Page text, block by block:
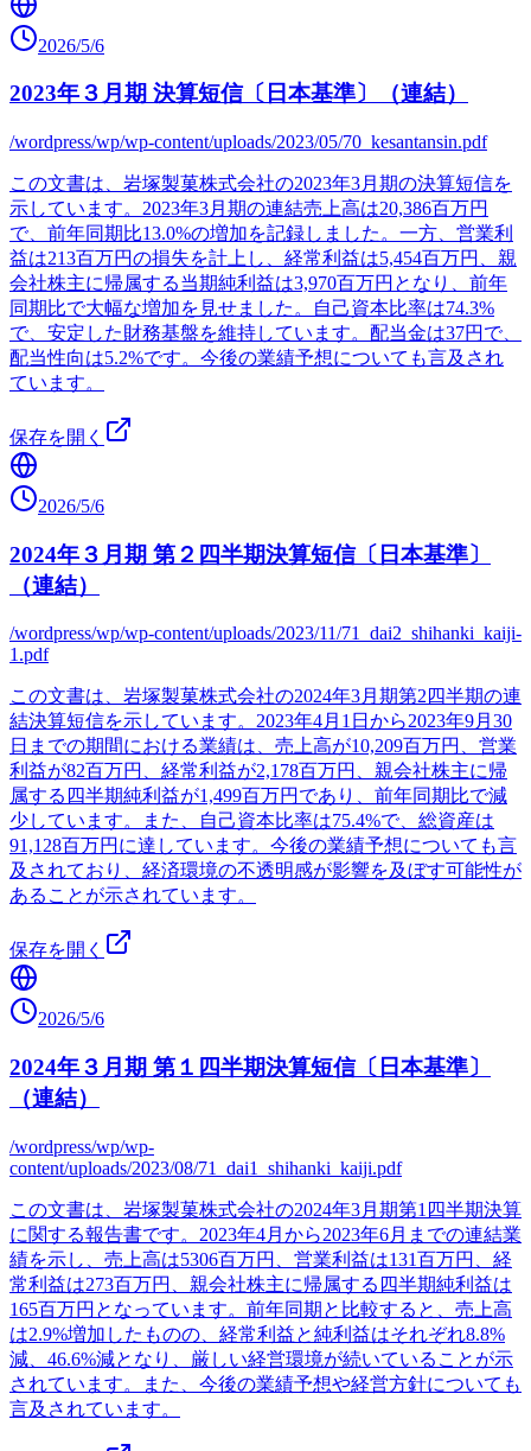
2026/5/6
2023年３月期 決算短信〔日本基準〕（連結）
/wordpress/wp/wp-content/uploads/2023/05/70_kesantansin.pdf
この文書は、岩塚製菓株式会社の2023年3月期の決算短信を
示しています。2023年3月期の連結売上高は20,386百万円
で、前年同期比13.0%の増加を記録しました。一方、営業利
益は213百万円の損失を計上し、経常利益は5,454百万円、親
会社株主に帰属する当期純利益は3,970百万円となり、前年
同期比で大幅な増加を見せました。自己資本比率は74.3%
で、安定した財務基盤を維持しています。配当金は37円で、
配当性向は5.2%です。今後の業績予想についても言及され
ています。
保存を開く
2026/5/6
2024年３月期 第２四半期決算短信〔日本基準〕
（連結）
/wordpress/wp/wp-content/uploads/2023/11/71_dai2_shihanki_kaiji-
1.pdf
この文書は、岩塚製菓株式会社の2024年3月期第2四半期の連
結決算短信を示しています。2023年4月1日から2023年9月30
日までの期間における業績は、売上高が10,209百万円、営業
利益が82百万円、経常利益が2,178百万円、親会社株主に帰
属する四半期純利益が1,499百万円であり、前年同期比で減
少しています。また、自己資本比率は75.4%で、総資産は
91,128百万円に達しています。今後の業績予想についても言
及されており、経済環境の不透明感が影響を及ぼす可能性が
あることが示されています。
保存を開く
2026/5/6
2024年３月期 第１四半期決算短信〔日本基準〕
（連結）
/wordpress/wp/wp-
content/uploads/2023/08/71_dai1_shihanki_kaiji.pdf
この文書は、岩塚製菓株式会社の2024年3月期第1四半期決算
に関する報告書です。2023年4月から2023年6月までの連結業
績を示し、売上高は5306百万円、営業利益は131百万円、経
常利益は273百万円、親会社株主に帰属する四半期純利益は
165百万円となっています。前年同期と比較すると、売上高
は2.9%増加したものの、経常利益と純利益はそれぞれ8.8%
減、46.6%減となり、厳しい経営環境が続いていることが示
されています。また、今後の業績予想や経営方針についても
言及されています。